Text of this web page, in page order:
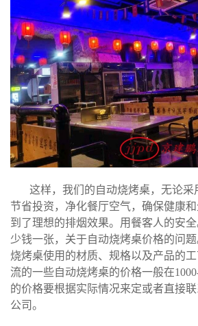
这样，我们的自动烧烤桌，无论采
节省投资，净化餐厅空气，确保健康
到了理想的排烟效果。用餐客人的安全
少钱一张，关于自动烧烤桌价格的问
烧烤桌使用的材质、规格以及产品的
流的一些自动烧烤桌的价格一般在
的价格要根据实际情况来定或者直接
公司。